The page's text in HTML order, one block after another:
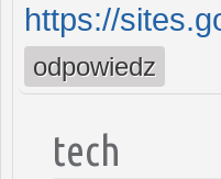
https://
odpowiedz
tech